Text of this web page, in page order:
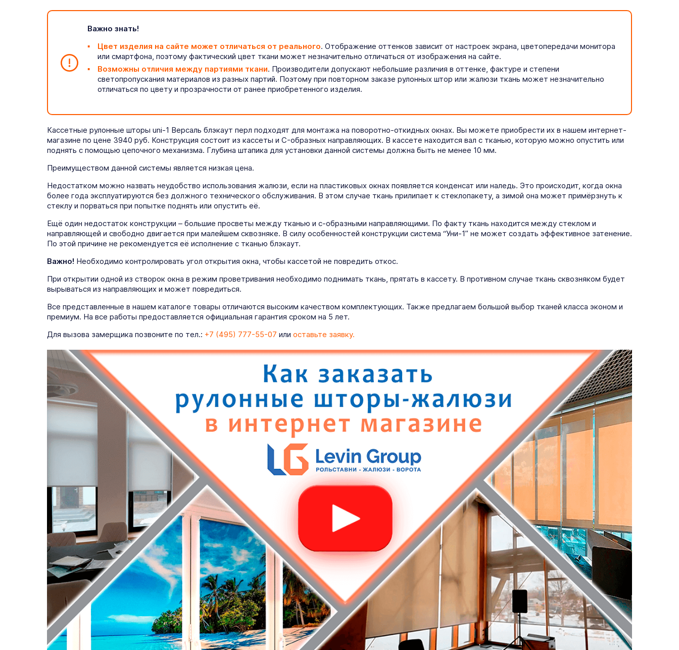
Важно знать!
Цвет изделия на сайте может отличаться от реального. Отображение оттенков зависит от настроек экрана, цветопередачи монитора
или смартфона, поэтому фактический цвет ткани может незначительно отличаться от изображения на сайте.
Возможны отличия между партиями ткани. Производители допускают небольшие различия в оттенке, фактуре и степени
светопропускания материалов из разных партий. Поэтому при повторном заказе рулонных штор или жалюзи ткань может незначительно
отличаться по цвету и прозрачности от ранее приобретенного изделия.
Кассетные рулонные шторы uni-1 Версаль блэкаут перл подходят для монтажа на поворотно-откидных окнах. Вы можете приобрести их в нашем интернет-
магазине по цене 3940 руб. Конструкция состоит из кассеты и C-образных направляющих. В кассете находится вал с тканью, которую можно опустить или
поднять с помощью цепочного механизма. Глубина штапика для установки данной системы должна быть не менее 10 мм.
Преимуществом данной системы является низкая цена.
Недостатком можно назвать неудобство использования жалюзи, если на пластиковых окнах появляется конденсат или наледь. Это происходит, когда окна
более года эксплуатируются без должного технического обслуживания. В этом случае ткань прилипает к стеклопакету, а зимой она может примёрзнуть к
стеклу и порваться при попытке поднять или опустить её.
Ещё один недостаток конструкции – большие просветы между тканью и с-образными направляющими. По факту ткань находится между стеклом и
направляющей и свободно двигается при малейшем сквозняке. В силу особенностей конструкции система “Уни-1” не может создать эффективное затенение.
По этой причине не рекомендуется её исполнение с тканью блэкаут.
Важно! Необходимо контролировать угол открытия окна, чтобы кассетой не повредить откос.
При открытии одной из створок окна в режим проветривания необходимо поднимать ткань, прятать в кассету. В противном случае ткань сквозняком будет
вырываться из направляющих и может повредиться.
Все представленные в нашем каталоге товары отличаются высоким качеством комплектующих. Также предлагаем большой выбор тканей класса эконом и
премиум. На все работы предоставляется официальная гарантия сроком на 5 лет.
Для вызова замерщика позвоните по тел.: +7 (495) 777-55-07 или оставьте заявку.